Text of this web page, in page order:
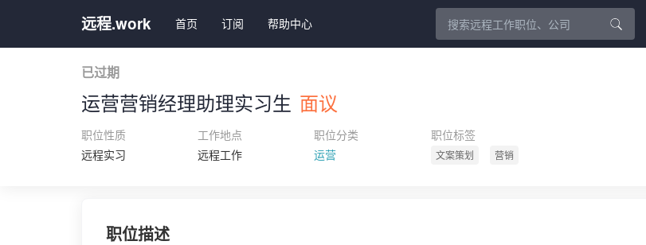
远程.work 首页 订阅 帮助中心
已过期
运营营销经理助理实习生 面议
职位性质
远程实习
工作地点
远程工作
职位分类
运营
职位标签
文案策划 营销
职位描述